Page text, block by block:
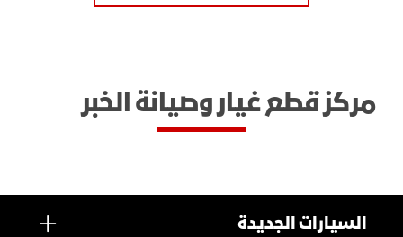
مركز قطع غيار وصيانة الخبر
السيارات الجديدة